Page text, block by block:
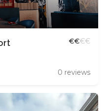
€€€€
0 reviews